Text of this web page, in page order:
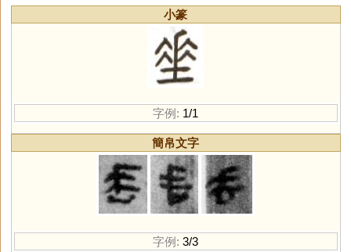
小篆
字例: 1/1
簡帛文字
字例: 3/3